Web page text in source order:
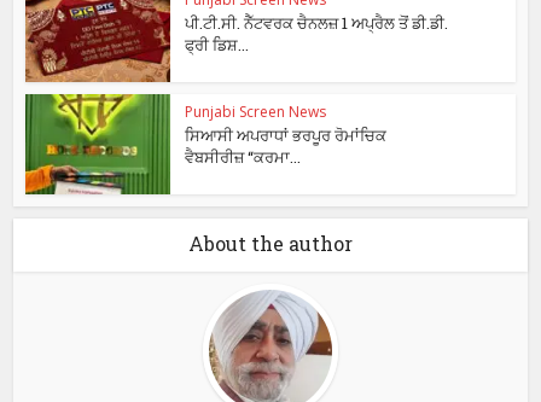
ਪੀ.ਟੀ.ਸੀ. ਨੈੱਟਵਰਕ ਚੈਨਲਜ਼ 1 ਅਪ੍ਰੈਲ ਤੋਂ ਡੀ.ਡੀ.
ਫ੍ਰੀ ਡਿਸ਼...
Punjabi Screen News
ਸਿਆਸੀ ਅਪਰਾਧਾਂ ਭਰਪੂਰ ਰੋਮਾਂਚਿਕ
ਵੈਬਸੀਰੀਜ਼ “ਕਰਮਾ...
About the author